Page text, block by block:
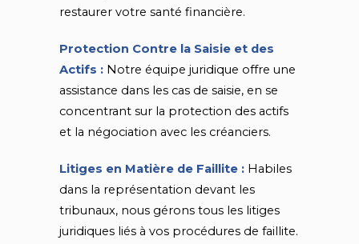
restaurer votre santé financière.
Protection Contre la Saisie et des
Actifs : Notre équipe juridique offre une
assistance dans les cas de saisie, en se
concentrant sur la protection des actifs
et la négociation avec les créanciers.
Litiges en Matière de Faillite : Habiles
dans la représentation devant les
tribunaux, nous gérons tous les litiges
juridiques liés à vos procédures de faillite.